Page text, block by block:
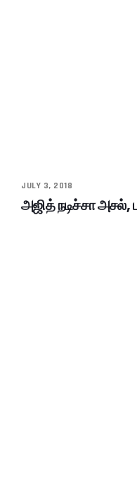
JULY 3, 2018
அஜித் நடிச்சா அசல்,